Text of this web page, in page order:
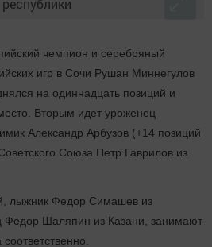
чемпион и серебряный
игр в Сочи Рушан Миннегулов
на одиннадцать позиций и
Вторым идет уроженец
Александр Арбузов (+14 позиций
Союза Петр Гаврилов из
лыжник Федор Симашев из
Федор Шаляпин из Казани, занимают